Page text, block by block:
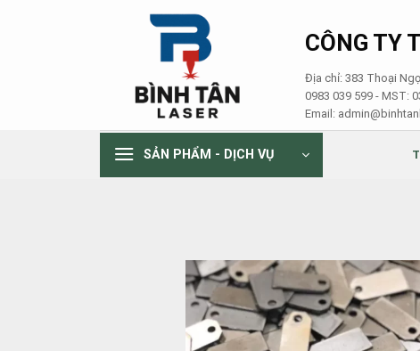
CÔNG TY
Địa chỉ: 383 Thoại
0983 039 599 - MST:
Email:
SẢN PHẨM - DỊCH VỤ